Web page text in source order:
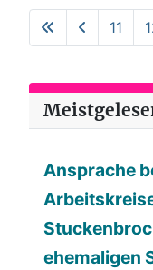
11
Ansprache
ehemaligen